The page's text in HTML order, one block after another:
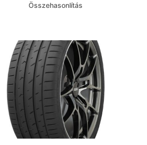
Összehasonlítás